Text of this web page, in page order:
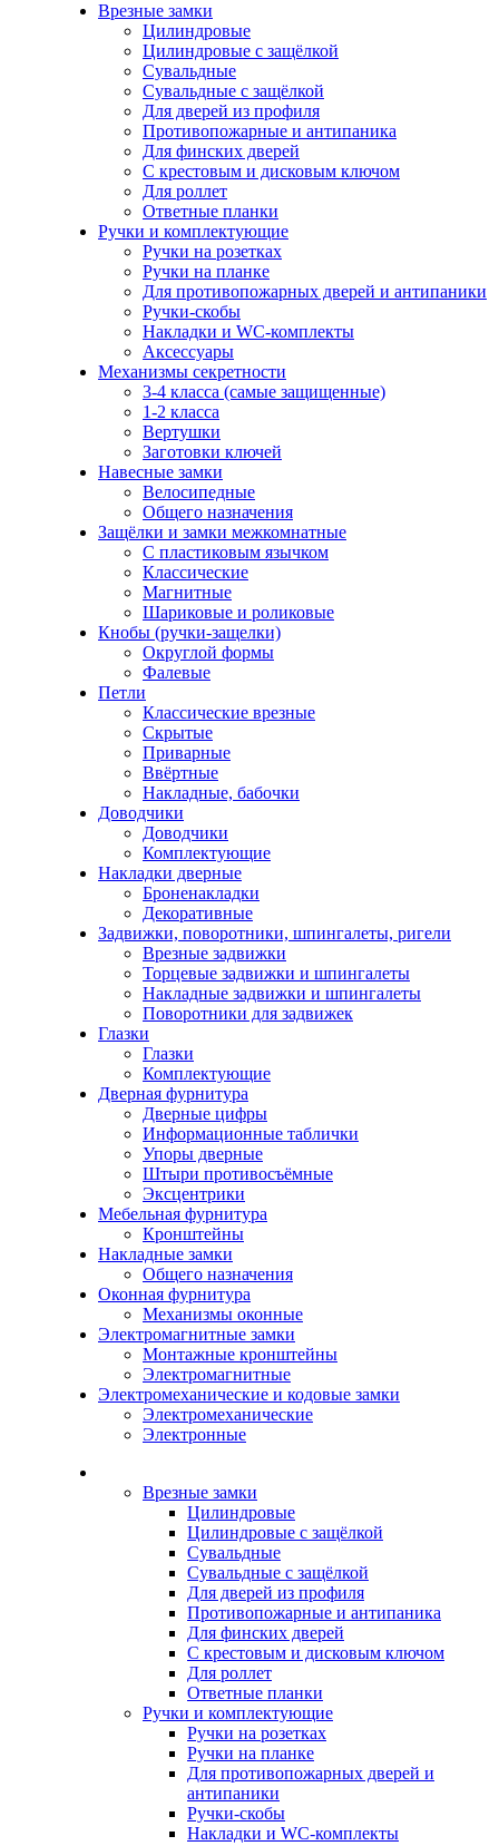
Врезные замки
Цилиндровые
Цилиндровые с защёлкой
Сувальдные
Сувальдные с защёлкой
Для дверей из профиля
Противопожарные и антипаника
Для финских дверей
С крестовым и дисковым ключом
Для роллет
Ответные планки
Ручки и комплектующие
Ручки на розетках
Ручки на планке
Для противопожарных дверей и антипаники
Ручки-скобы
Накладки и WC-комплекты
Аксессуары
Механизмы секретности
3-4 класса (самые защищенные)
1-2 класса
Вертушки
Заготовки ключей
Навесные замки
Велосипедные
Общего назначения
Защёлки и замки межкомнатные
С пластиковым язычком
Классические
Магнитные
Шариковые и роликовые
Кнобы (ручки-защелки)
Округлой формы
Фалевые
Петли
Классические врезные
Скрытые
Приварные
Ввёртные
Накладные, бабочки
Доводчики
Доводчики
Комплектующие
Накладки дверные
Броненакладки
Декоративные
Задвижки, поворотники, шпингалеты, ригели
Врезные задвижки
Торцевые задвижки и шпингалеты
Накладные задвижки и шпингалеты
Поворотники для задвижек
Глазки
Глазки
Комплектующие
Дверная фурнитура
Дверные цифры
Информационные таблички
Упоры дверные
Штыри противосъёмные
Эксцентрики
Мебельная фурнитура
Кронштейны
Накладные замки
Общего назначения
Оконная фурнитура
Механизмы оконные
Электромагнитные замки
Монтажные кронштейны
Электромагнитные
Электромеханические и кодовые замки
Электромеханические
Электронные
Врезные замки
Цилиндровые
Цилиндровые с защёлкой
Сувальдные
Сувальдные с защёлкой
Для дверей из профиля
Противопожарные и антипаника
Для финских дверей
С крестовым и дисковым ключом
Для роллет
Ответные планки
Ручки и комплектующие
Ручки на розетках
Ручки на планке
Для противопожарных дверей и
антипаники
Ручки-скобы
Накладки и WC-комплекты